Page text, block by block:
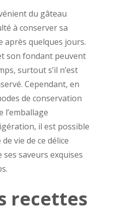
du gâteau
à conserver sa
quelques jours.
son fondant peuvent
surtout s’il n’est
Cependant, en
de conservation
l’emballage
il est possible
vie de ce délice
saveurs exquises
recettes